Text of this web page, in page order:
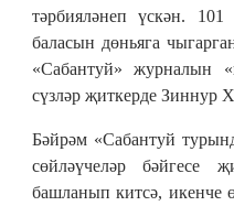
тәрбияләнеп үскән.
баласын дөньяга
«Сабантуй» журналын
сүзләр җиткерде Зиннур
Бәйрәм «Сабантуй
сөйләүчеләр бәйгесе
башланып китсә, икенче